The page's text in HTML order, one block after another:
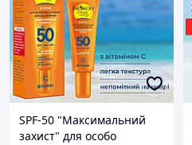
SPF-50 "Максимальний
захист" для особо